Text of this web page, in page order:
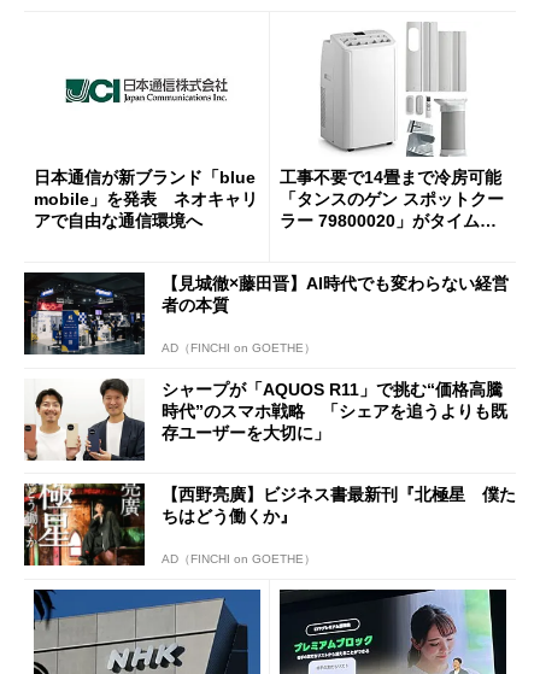
日本通信が新ブランド「blue
mobile」を発表 ネオキャリ
アで自由な通信環境へ
工事不要で14畳まで冷房可能
「タンスのゲン スポットクー
ラー 79800020」がタイムセ
【見城徹×藤田晋】AI時代でも変わらない経営
者の本質
AD（FINCHI on GOETHE）
シャープが「AQUOS R11」で挑む“価格高騰
時代”のスマホ戦略 「シェアを追うよりも既
存ユーザーを大切に」
【西野亮廣】ビジネス書最新刊『北極星 僕た
ちはどう働くか』
AD（FINCHI on GOETHE）